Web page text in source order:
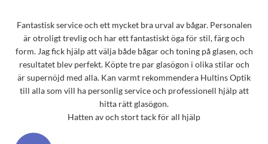
Fantastisk service och ett mycket bra urval av bågar. Personalen
är otroligt trevlig och har ett fantastiskt öga för stil, färg och
form. Jag fick hjälp att välja både bågar och toning på glasen, och
resultatet blev perfekt. Köpte tre par glasögon i olika stilar och
är supernöjd med alla. Kan varmt rekommendera Hultins Optik
till alla som vill ha personlig service och professionell hjälp att
hitta rätt glasögon.
Hatten av och stort tack för all hjälp